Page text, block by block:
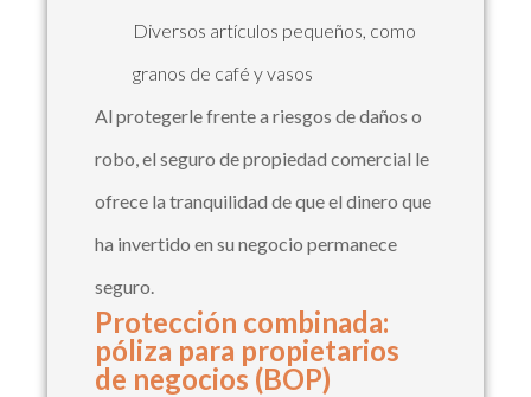
Diversos artículos pequeños, como
granos de café y vasos
Al protegerle frente a riesgos de daños o
robo, el seguro de propiedad comercial le
ofrece la tranquilidad de que el dinero que
ha invertido en su negocio permanece
seguro.
Protección combinada:
póliza para propietarios
de negocios (BOP)